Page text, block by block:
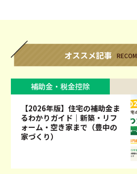
オススメ記事
補助金・税金控除
【2026年版】住宅の補助金ま
るわかりガイド｜新築・リフ
ォーム・空き家まで（豊中の
家づくり）